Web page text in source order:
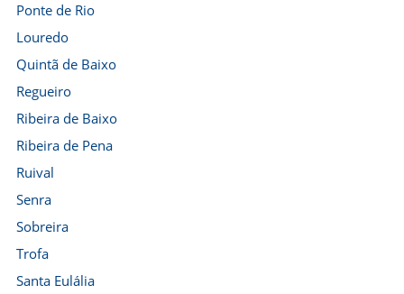
Ponte de Rio
Louredo
Quintã de Baixo
Regueiro
Ribeira de Baixo
Ribeira de Pena
Ruival
Senra
Sobreira
Trofa
Santa Eulália